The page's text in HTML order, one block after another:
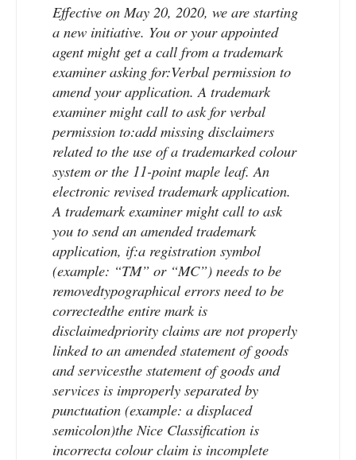
(CIPO)
vol.9
商
標
動
画
(embedded)”
Effective on May 20, 2020, we are starting
a new initiative. You or your appointed
agent might get a call from a trademark
examiner asking for:Verbal permission to
amend your application. A trademark
examiner might call to ask for verbal
permission to:add missing disclaimers
related to the use of a trademarked colour
system or the 11-point maple leaf. An
electronic revised trademark application.
A trademark examiner might call to ask
you to send an amended trademark
application, if:a registration symbol
(example: “TM” or “MC”) needs to be
removedtypographical errors need to be
correctedthe entire mark is
disclaimedpriority claims are not properly
linked to an amended statement of goods
and servicesthe statement of goods and
services is improperly separated by
punctuation (example: a displaced
semicolon)the Nice Classification is
incorrecta colour claim is incomplete